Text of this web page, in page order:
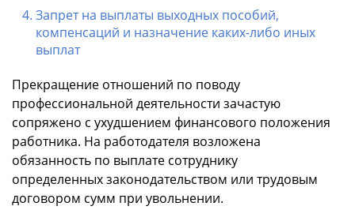
Запрет на выплаты выходных пособий,
компенсаций и назначение каких-либо иных
выплат
Прекращение отношений по поводу
профессиональной деятельности зачастую
сопряжено с ухудшением финансового положения
работника. На работодателя возложена
обязанность по выплате сотруднику
определенных законодательством или трудовым
договором сумм при увольнении.